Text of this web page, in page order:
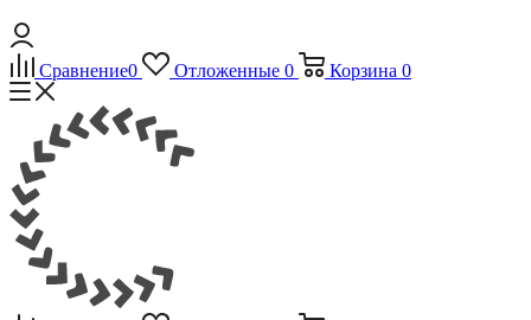
Сравнение0 Отложенные 0 Корзина 0